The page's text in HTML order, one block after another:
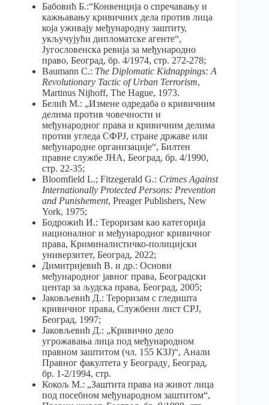
Бабовић Б.:“Конвенција о спречавању и
кажњавању кривичних дела против лица
која уживају међународну заштиту,
укључујући дипломатске агенте“,
Југословенска ревија за међународно
право, Београд, бр. 4/1974, стр. 272-278;
Baumann C.: The Diplomatic Kidnappings: A
Revolutionary Tactic of Urban Terrorism,
Martinus Nijhoff, The Hague, 1973.
Белић М.: „Измене одредаба о кривичним
делима против човечности и
међународног права и кривичним делима
против угледа СФРЈ, стране државе или
међународне организације“, Билтен
правне службе ЈНА, Београд, бр. 4/1990,
стр. 22-35;
Bloomfield L.; Fitzegerald G.: Crimes Against
Internationally Protected Persons: Prevention
and Punishement, Preager Publishers, New
York, 1975;
Бодрожић И.: Тероризам као категорија
националног и међународног кривичног
права, Криминалистичко-полицијски
универзитет, Београд, 2022;
Димитријевић В. и др.: Основи
међународног јавног права, Београдски
центар за људска права, Београд, 2005;
Јаковљевић Д.: Тероризам с гледишта
кривичног права, Службени лист СРЈ,
Београд, 1997;
Јаковљевић Д.: „Кривично дело
угрожавања лица под међународном
правном заштитом (чл. 155 КЗЈ)“, Анали
Правног факултета у Београду Београд,
бр. 1-2/1994, стр.
Кокољ М.: „Заштита права на живот лица
под посебном међународном заштитом“,